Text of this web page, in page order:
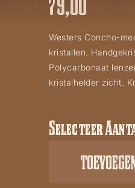
Westers Concho-
kristallen.
Polycarbonaat
kristalhelder zicht.
Ladies
Selecteer